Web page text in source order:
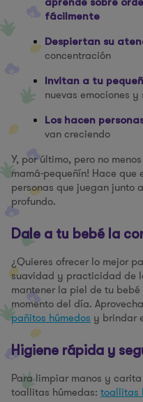
fácilmente
Despiertan su
concentración
Invitan a tu
nuevas emociones y
Los hacen
van creciendo
Y, por último, pero no
mamá-pequeñín! Hace que
personas que juegan junto
profundo.
Dale a tu bebé la
¿Quieres ofrecer lo mejor
suavidad y practicidad de
mantener la piel de tu
momento del día.
pañitos húmedos y brindar
Higiene rápida y
Para limpiar manos y
toallitas húmedas: toallitas